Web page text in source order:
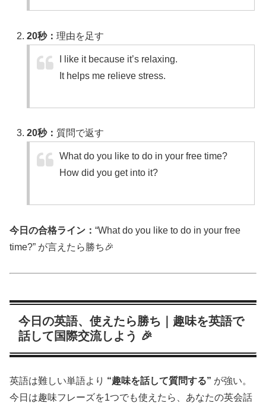
20秒：理由を足す
I like it because it’s relaxing.
It helps me relieve stress.
20秒： 質問で返す
What do you like to do in your free time?
How did you get into it?
今日の合格ライン： “What do you like to do in your free
time?” が言えたら勝ち🎉
今日の英語、使えたら勝ち｜趣味を英語で
話して国際交流しよう 🎉
英語は難しい単語より “趣味を話して質問する” が強い。
今日は趣味フレーズを1つでも使えたら、あなたの英会話